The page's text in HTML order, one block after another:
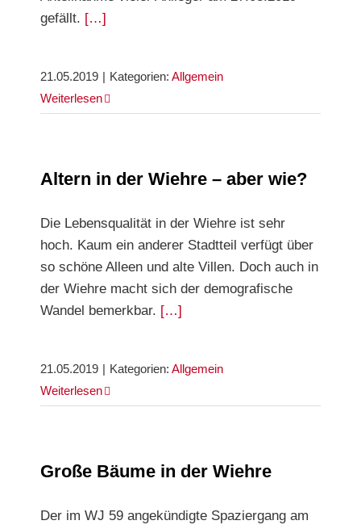
gefällt. […]
21.05.2019 | Kategorien: Allgemein
Weiterlesen
Altern in der Wiehre – aber wie?
Die Lebensqualität in der Wiehre ist sehr
hoch. Kaum ein anderer Stadtteil verfügt über
so schöne Alleen und alte Villen. Doch auch in
der Wiehre macht sich der demografische
Wandel bemerkbar. […]
21.05.2019 | Kategorien: Allgemein
Weiterlesen
Große Bäume in der Wiehre
Der im WJ 59 angekündigte Spaziergang am